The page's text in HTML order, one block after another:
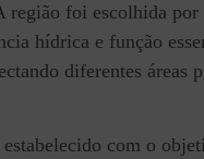
região foi escolhida por
hídrica e função
diferentes áreas
com o